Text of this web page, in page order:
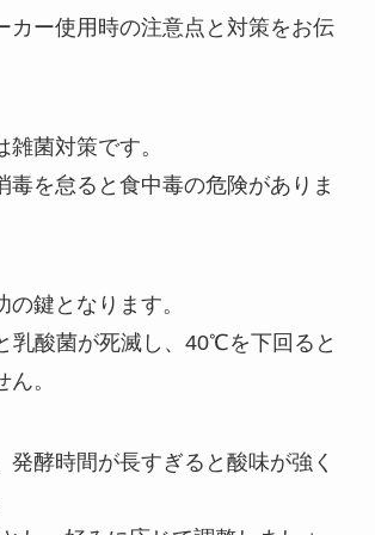
カー使用時の注意点と対策をお伝
菌対策です。
毒を怠ると食中毒の危険がありま
鍵となります。
乳酸菌が死滅し、40℃を下回ると
。
発酵時間が長すぎると酸味が強く